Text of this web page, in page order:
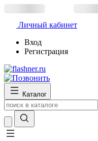
Личный кабинет
Вход
Регистрация
Каталог